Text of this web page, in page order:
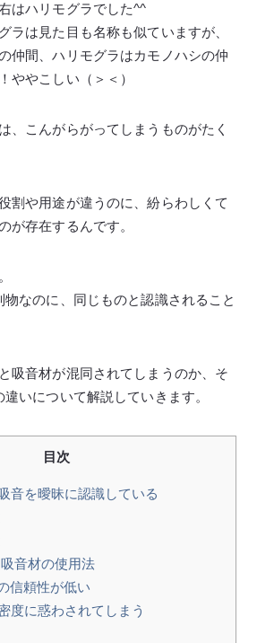
はハリモグラでした^^
ラは見た目も名称も似ていますが、
仲間、ハリモグラはカモノハシの仲
ややこしい（＞＜）
、こんがらがってしまうものがたく
割や用途が違うのに、紛らわしくて
が存在するんです。
なのに、同じものと認識されること
吸音材が混同されてしまうのか、そ
いについて解説していきます。
目次
音を曖昧に認識している
音材の使用法
信頼性が低い
度に惑わされてしまう